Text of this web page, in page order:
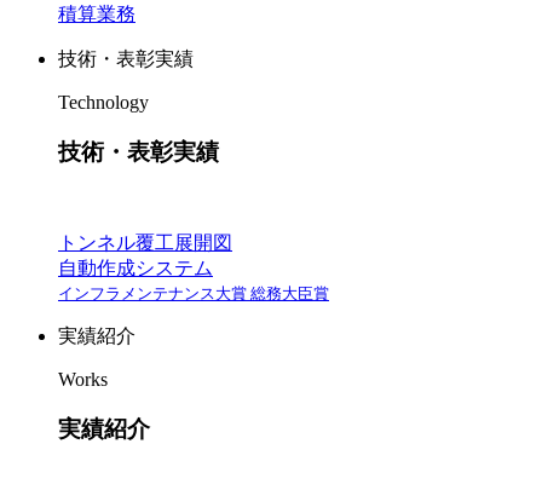
積算業務
技術・表彰実績
Technology
技術・表彰実績
トンネル覆工展開図
自動作成システム
インフラメンテナンス大賞 総務大臣賞
実績紹介
Works
実績紹介